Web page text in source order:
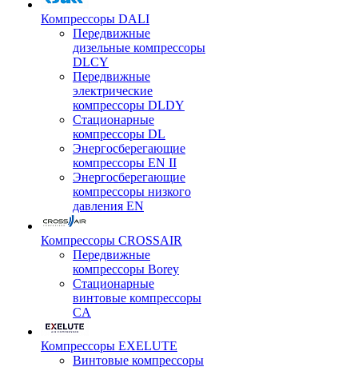
Компрессоры DALI
Передвижные
дизельные компрессоры
DLCY
Передвижные
электрические
компрессоры DLDY
Стационарные
компрессоры DL
Энергосберегающие
компрессоры EN II
Энергосберегающие
компрессоры низкого
давления EN
Компрессоры CROSSAIR
Передвижные
компрессоры Borey
Стационарные
винтовые компрессоры
CA
Компрессоры EXELUTE
Винтовые компрессоры